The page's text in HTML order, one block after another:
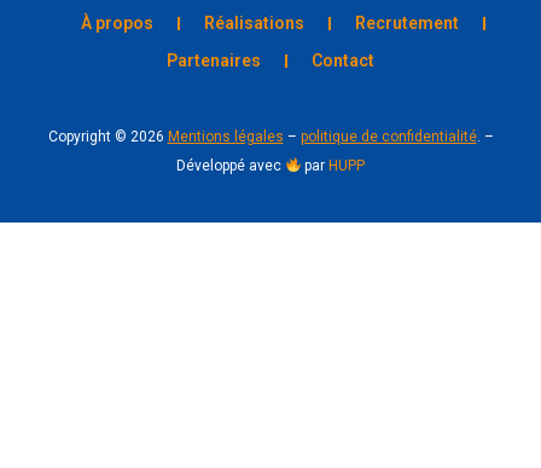
À propos Réalisations
Recrutement
Partenaires
Contact
Copyright © 2026 Mentions légales – politique de confidentialité. –
Développé avec
par HUPP